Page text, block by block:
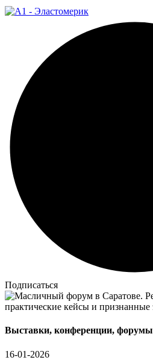
Подписаться
Выставки, конференции, форумы
16-01-2026